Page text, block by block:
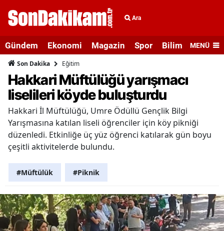
Ara
Gündem Ekonomi Magazin Spor Bilim veMENÜ
Son Dakika Eğitim
Hakkari Müftülüğü yarışmacı
liselileri köyde buluşturdu
Hakkari İl Müftülüğü, Umre Ödüllü Gençlik Bilgi
Yarışmasına katılan liseli öğrenciler için köy pikniği
düzenledi. Etkinliğe üç yüz öğrenci katılarak gün boyu
çeşitli aktivitelerde bulundu.
#Müftülük #Piknik